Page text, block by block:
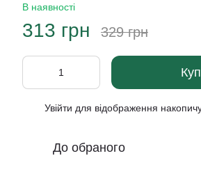
В наявності
313 грн 329 грн
Увійти для відображення
До обраного